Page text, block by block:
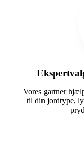
Vores gartner
til din jordtype,